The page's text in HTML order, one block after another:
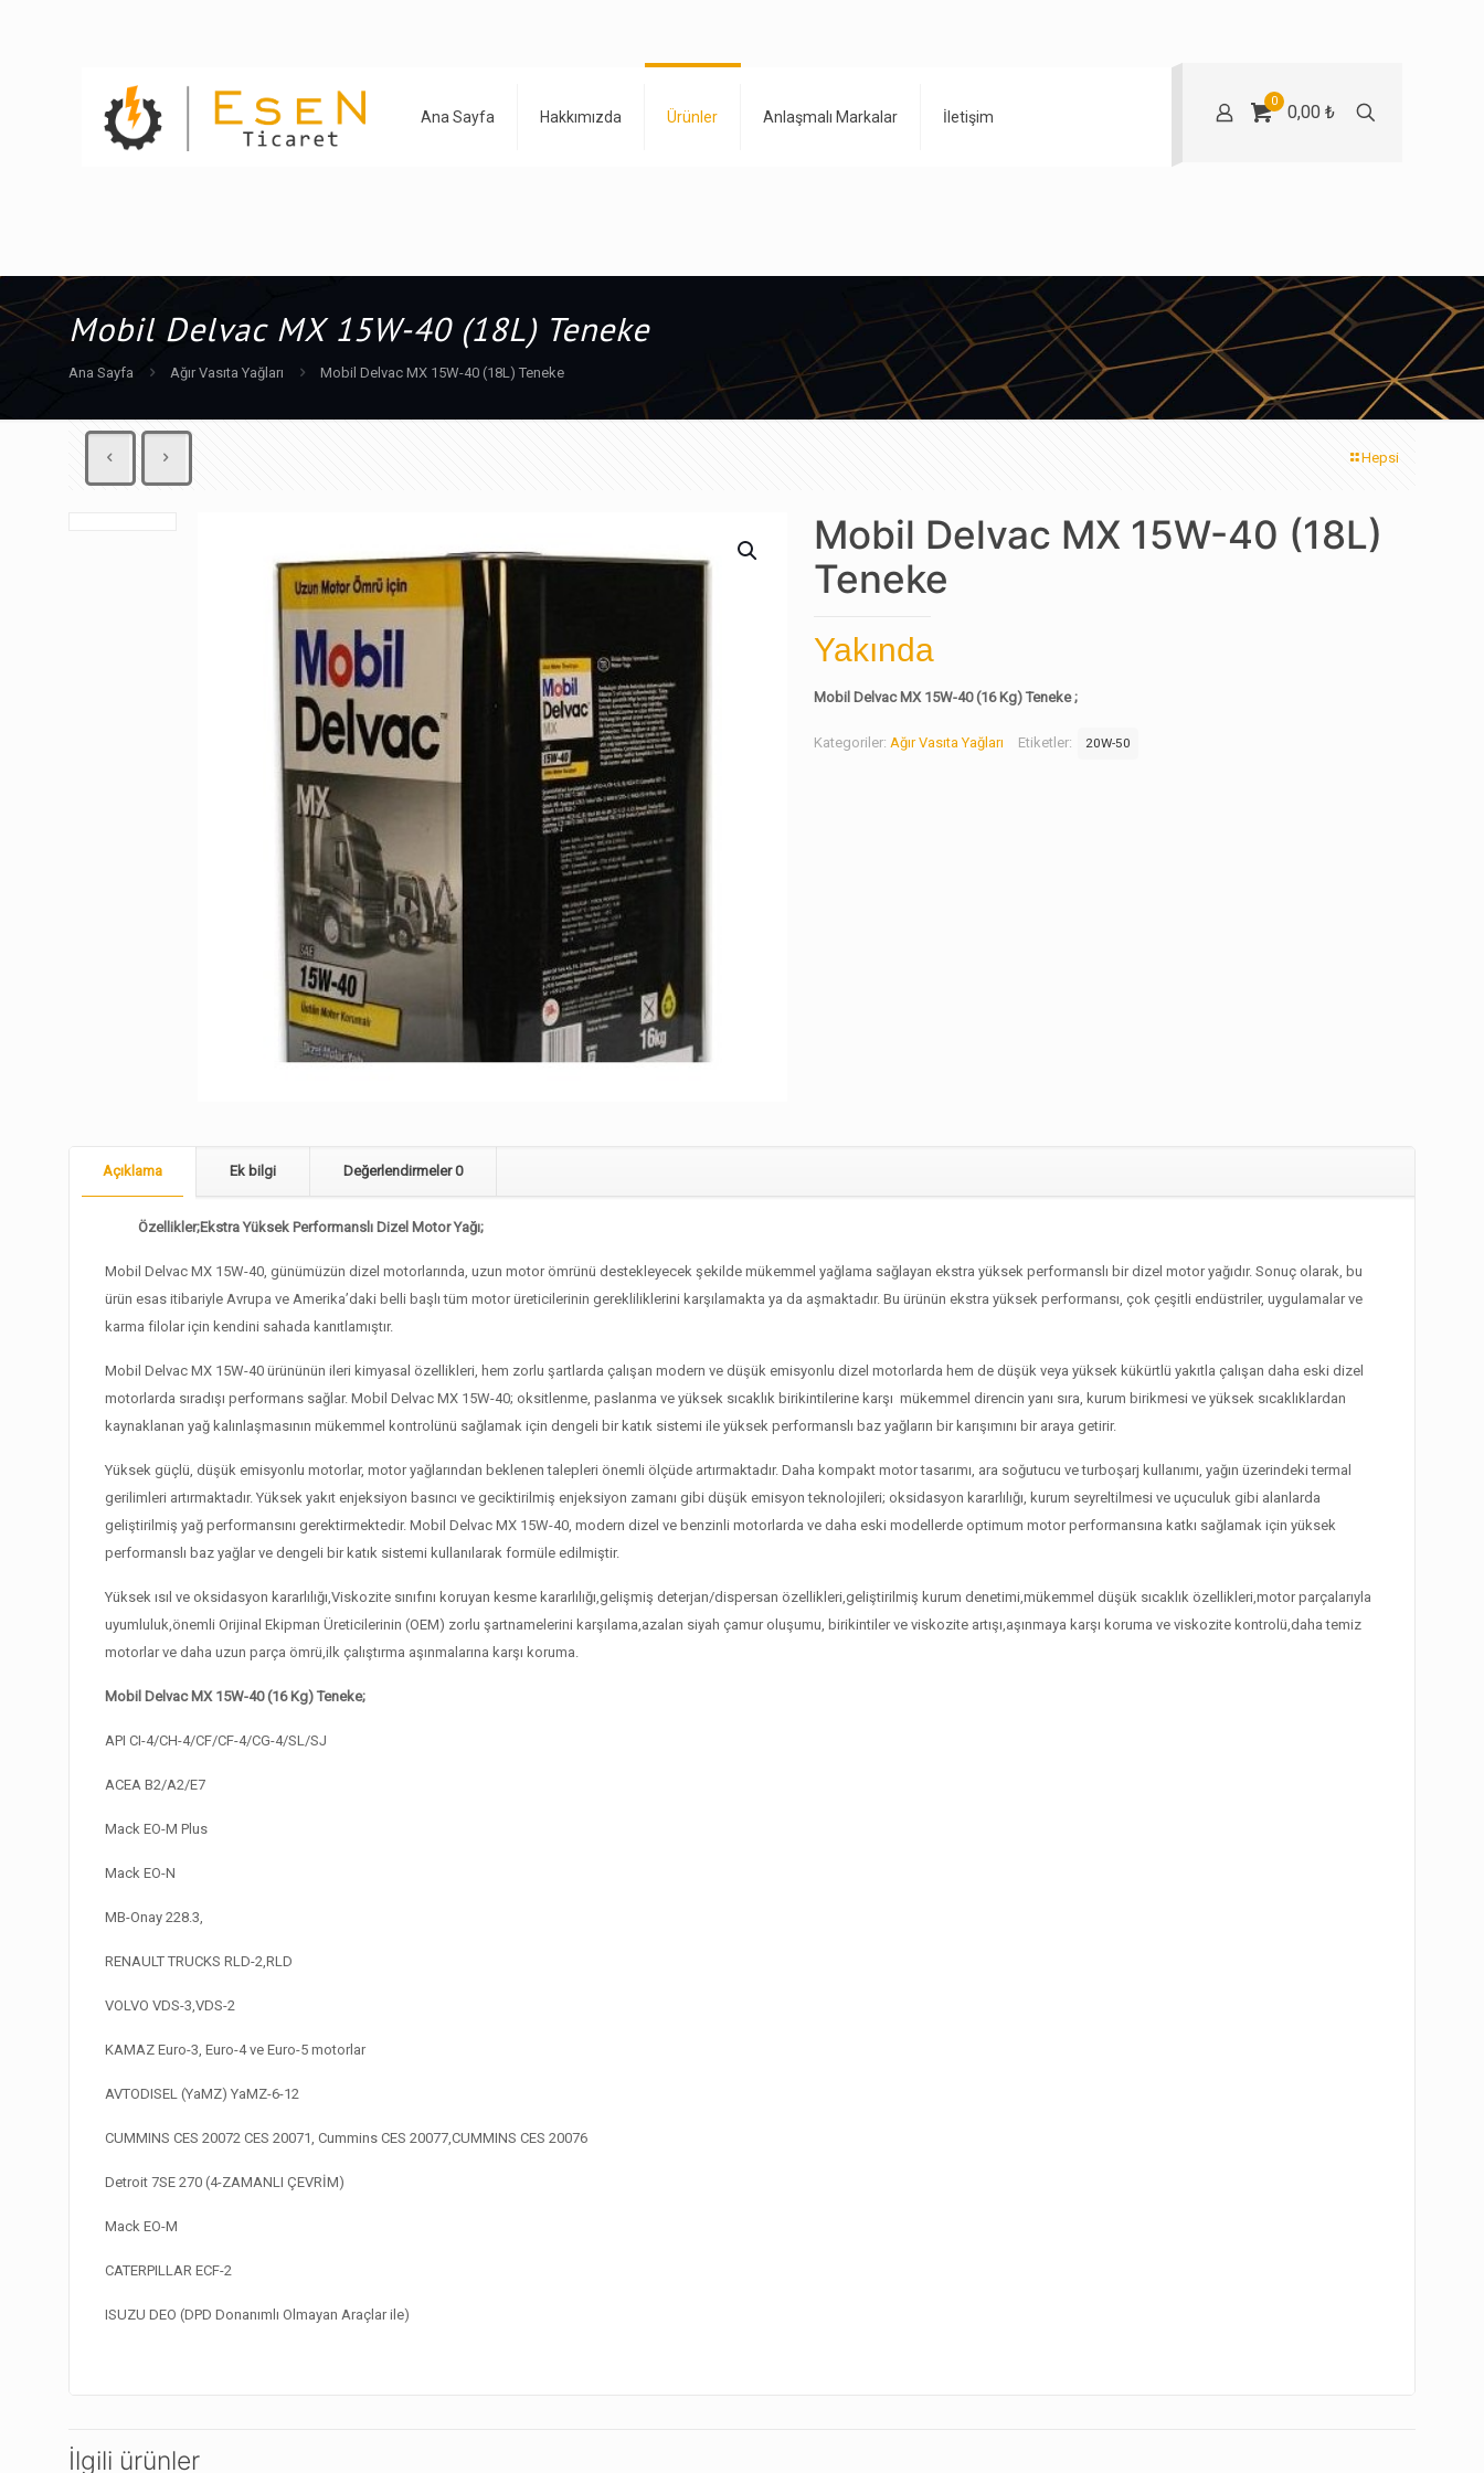
Ana Sayfa Hakkımızda Ürünler Anlaşmalı Markalar İletişim
0
0,00 ₺
Mobil Delvac MX 15W-40 (18L) Teneke
Ana Sayfa Ağır Vasıta Yağları Mobil Delvac MX 15W-40 (18L) Teneke
Hepsi
Mobil Delvac MX 15W-40 (18L)
Teneke
Yakında
Mobil Delvac MX 15W-40 (16 Kg) Teneke ;
Kategoriler: Ağır Vasıta Yağları Etiketler: 20W-50
Açıklama Ek bilgi Değerlendirmeler0
Özellikler;Ekstra Yüksek Performanslı Dizel Motor Yağı;
Mobil Delvac MX 15W-40, günümüzün dizel motorlarında, uzun motor ömrünü destekleyecek şekilde mükemmel yağlama sağlayan ekstra yüksek performanslı bir dizel motor yağıdır. Sonuç olarak, bu
ürün esas itibariyle Avrupa ve Amerika’daki belli başlı tüm motor üreticilerinin gerekliliklerini karşılamakta ya da aşmaktadır. Bu ürünün ekstra yüksek performansı, çok çeşitli endüstriler, uygulamalar ve
karma filolar için kendini sahada kanıtlamıştır.
Mobil Delvac MX 15W-40 ürününün ileri kimyasal özellikleri, hem zorlu şartlarda çalışan modern ve düşük emisyonlu dizel motorlarda hem de düşük veya yüksek kükürtlü yakıtla çalışan daha eski dizel
motorlarda sıradışı performans sağlar. Mobil Delvac MX 15W-40; oksitlenme, paslanma ve yüksek sıcaklık birikintilerine karşı mükemmel direncin yanı sıra, kurum birikmesi ve yüksek sıcaklıklardan
kaynaklanan yağ kalınlaşmasının mükemmel kontrolünü sağlamak için dengeli bir katık sistemi ile yüksek performanslı baz yağların bir karışımını bir araya getirir.
Yüksek güçlü, düşük emisyonlu motorlar, motor yağlarından beklenen talepleri önemli ölçüde artırmaktadır. Daha kompakt motor tasarımı, ara soğutucu ve turboşarj kullanımı, yağın üzerindeki termal
gerilimleri artırmaktadır. Yüksek yakıt enjeksiyon basıncı ve geciktirilmiş enjeksiyon zamanı gibi düşük emisyon teknolojileri; oksidasyon kararlılığı, kurum seyreltilmesi ve uçuculuk gibi alanlarda
geliştirilmiş yağ performansını gerektirmektedir. Mobil Delvac MX 15W-40, modern dizel ve benzinli motorlarda ve daha eski modellerde optimum motor performansına katkı sağlamak için yüksek
performanslı baz yağlar ve dengeli bir katık sistemi kullanılarak formüle edilmiştir.
Yüksek ısıl ve oksidasyon kararlılığı,Viskozite sınıfını koruyan kesme kararlılığı,gelişmiş deterjan/dispersan özellikleri,geliştirilmiş kurum denetimi,mükemmel düşük sıcaklık özellikleri,motor parçalarıyla
uyumluluk,önemli Orijinal Ekipman Üreticilerinin (OEM) zorlu şartnamelerini karşılama,azalan siyah çamur oluşumu, birikintiler ve viskozite artışı,aşınmaya karşı koruma ve viskozite kontrolü,daha temiz
motorlar ve daha uzun parça ömrü,ilk çalıştırma aşınmalarına karşı koruma.
Mobil Delvac MX 15W-40 (16 Kg) Teneke;
API CI-4/CH-4/CF/CF-4/CG-4/SL/SJ
ACEA B2/A2/E7
Mack EO-M Plus
Mack EO-N
MB-Onay 228.3,
RENAULT TRUCKS RLD-2,RLD
VOLVO VDS-3,VDS-2
KAMAZ Euro-3, Euro-4 ve Euro-5 motorlar
AVTODISEL (YaMZ) YaMZ-6-12
CUMMINS CES 20072 CES 20071, Cummins CES 20077,CUMMINS CES 20076
Detroit 7SE 270 (4-ZAMANLI ÇEVRİM)
Mack EO-M
CATERPILLAR ECF-2
ISUZU DEO (DPD Donanımlı Olmayan Araçlar ile)
İlgili ürünler